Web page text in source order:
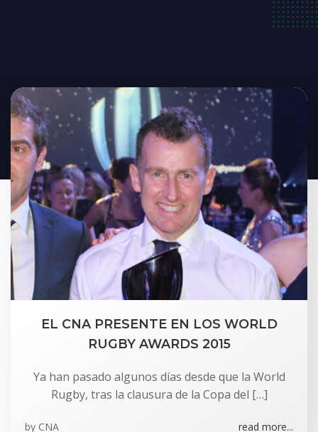
EL CNA PRESENTE EN LOS WORLD
RUGBY AWARDS 2015
Ya han pasado algunos días desde que la World
Rugby, tras la clausura de la Copa del […]
by CNA read more...